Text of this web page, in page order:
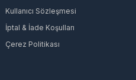
Kullanıcı Sözleşmesi
İptal & İade Koşulları
Çerez Politikası